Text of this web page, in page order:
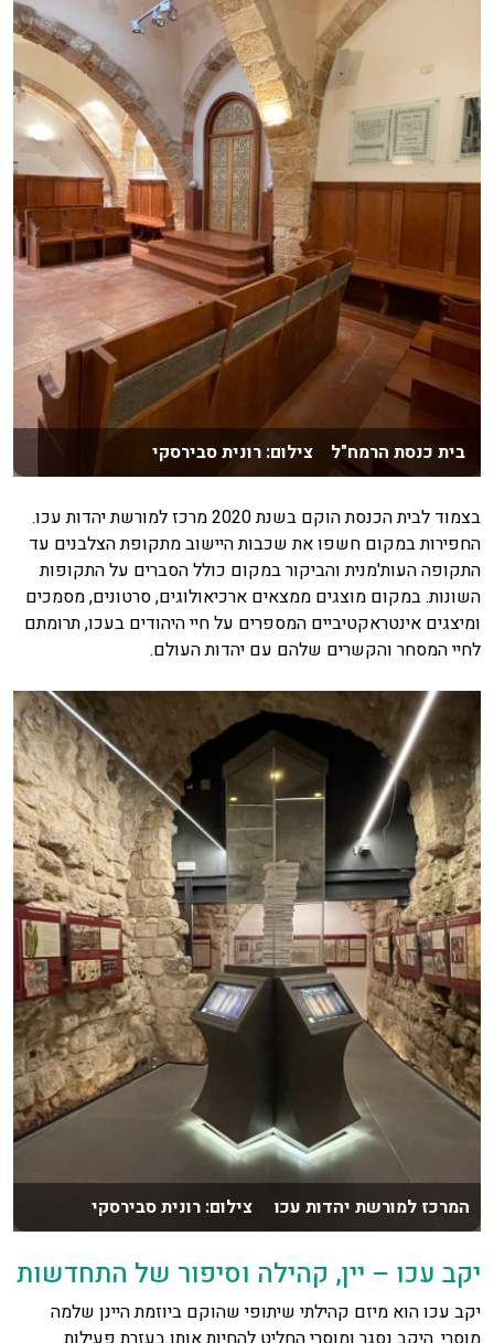
בית כנסת הרמח"ל צילום: רונית סבירסקי
בצמוד לבית הכנסת הוקם בשנת 2020 מרכז למורשת יהדות עכו.
החפירות במקום חשפו את שכבות היישוב מתקופת הצלבנים עד
התקופה העות'מנית והביקור במקום כולל הסברים על התקופות
השונות. במקום מוצגים ממצאים ארכיאולוגים, סרטונים, מסמכים
ומיצגים אינטראקטיביים המספרים על חיי היהודים בעכו, תרומתם
לחיי המסחר והקשרים שלהם עם יהדות העולם.
המרכז למורשת יהדות עכו צילום: רונית סבירסקי
יקב עכו – יין, קהילה וסיפור של התחדשות
יקב עכו הוא מיזם קהילתי שיתופי שהוקם ביוזמת היינן שלמה